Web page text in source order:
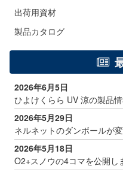
出荷用資材
製品カタログ
2026年6月5日
ひよけくらら UV 涼の製品
2026年5月29日
ネルネットのダンボールが
2026年5月18日
O2+スノウの4コマを公開し